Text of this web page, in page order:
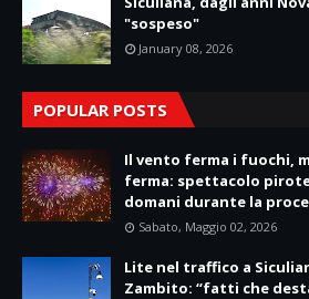
"sospeso"
January 08, 2026
POPULAR POSTS
Il vento ferma i fuochi,
ferma: spettacolo
domani durante la
Sabato, Maggio 02, 2026
Lite nel traffico a
Zambito: “fatti che